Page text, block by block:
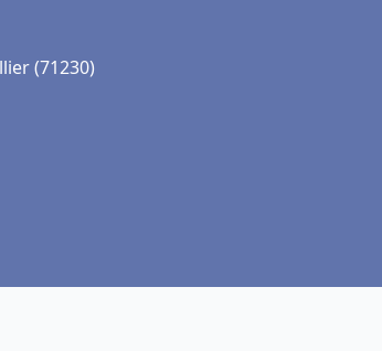
(71230)